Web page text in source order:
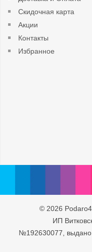
Скидочная карта
Акции
Контакты
Избранное
© 2026
ИП
№192630077, выдано